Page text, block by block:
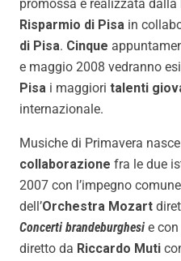
promossa e realizzata dalla
Risparmio di Pisa in
di Pisa. Cinque
e maggio 2008 vedranno
Pisa i maggiori talenti
internazionale.
Musiche di Primavera
collaborazione fra le due
2007 con l’impegno
dell’Orchestra Mozart
Concerti brandeburghesi e con
diretto da Riccardo Muti